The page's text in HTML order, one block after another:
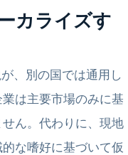
カライズす
、別の国では通用し
は主要市場のみに基
ん。代わりに、現地
な嗜好に基づいて仮